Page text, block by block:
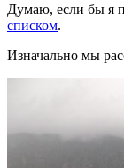
Думаю, если бы я
списком.
Изначально мы